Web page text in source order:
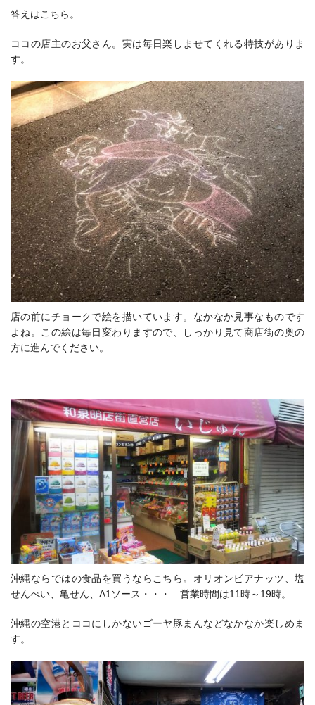
答えはこちら。
ココの店主のお父さん。実は毎日楽しませてくれる特技がありま
す。
店の前にチョークで絵を描いています。なかなか見事なものです
よね。この絵は毎日変わりますので、しっかり見て商店街の奥の
方に進んでください。
沖縄ならではの食品を買うならこちら。オリオンビアナッツ、塩
せんべい、亀せん、A1ソース・・・ 営業時間は11時～19時。
沖縄の空港とココにしかないゴーヤ豚まんなどなかなか楽しめま
す。